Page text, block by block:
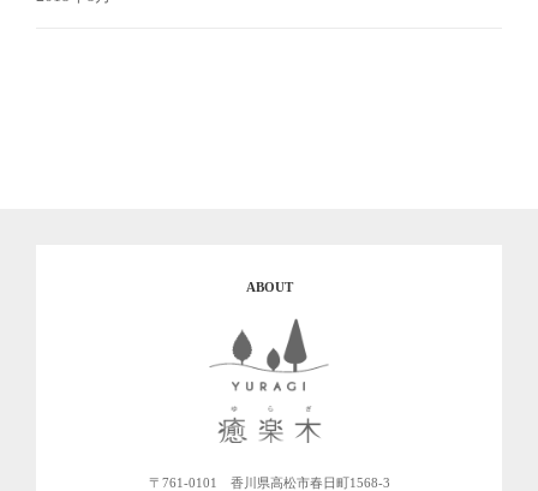
ABOUT
〒761-0101 香川県高松市春日町1568-3